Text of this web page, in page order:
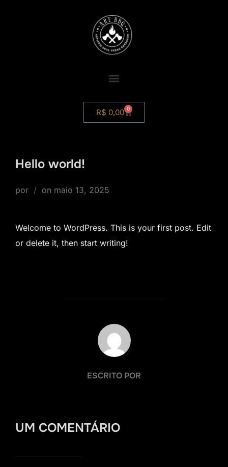
R$ 0,00 0
Hello world!
por on maio 13, 2025
Welcome to WordPress. This is your first post. Edit
or delete it, then start writing!
AUTOR DO POST
ESCRITO POR
UM COMENTÁRIO